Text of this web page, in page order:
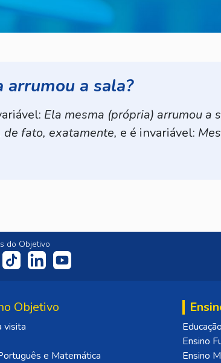
arrumou a sala?
Ela mesma (própria) arrumou a
fato, exatamente, e é invariável:
do Objetivo
Objetivo
visita
e Matemática
Ensino
Ensino